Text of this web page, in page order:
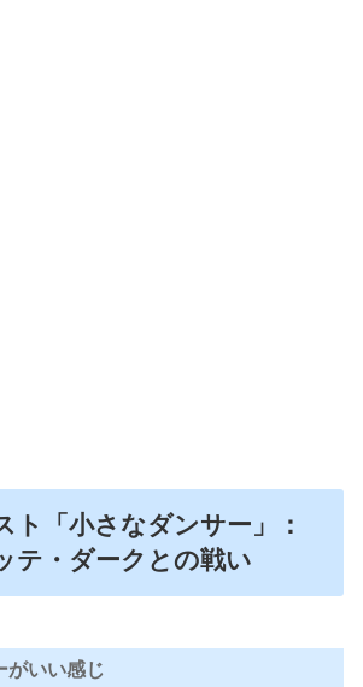
ト「小さなダンサー」：
テ・ダークとの戦い
がいい感じ